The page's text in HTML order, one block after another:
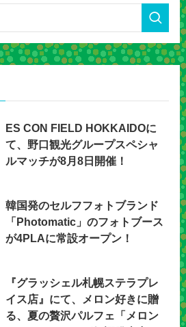
ES CON FIELD HOKKAIDOに
て、野口観光グループスペシャ
ルマッチが8月8日開催！
韓国発のセルフフォトブランド
「Photomatic」のフォトブース
が4PLAに常設オープン！
『グラッシェル札幌ステラプレ
イス店』にて、メロン好きに贈
る、夏の贅沢パルフェ「メロン